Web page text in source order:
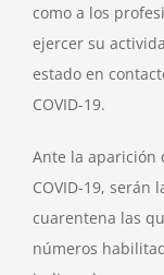
como a los
ejercer su
estado en
COVID-19.
Ante la aparición
COVID-19, serán
cuarentena las
números